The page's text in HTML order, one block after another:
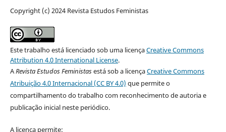
Copyright (c) 2024 Revista Estudos Feministas
Este trabalho está licenciado sob uma licençaCreative Commons
Attribution 4.0 International License.
ARevista Estudos Feministasestá sob a licençaCreative Commons
Atribuição 4.0 Internacional (CC BY 4.0) que permite o
compartilhamento do trabalho com reconhecimento de autoria e
publicação inicial neste periódico.
A licença permite: